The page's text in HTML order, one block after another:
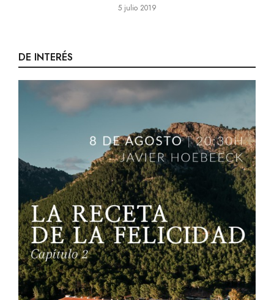
5 julio 2019
DE INTERÉS